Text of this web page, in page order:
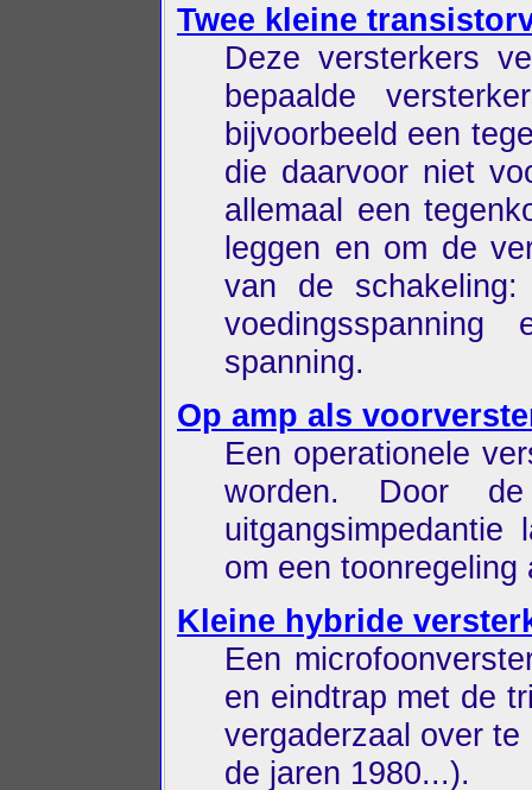
Twee kleine
Deze versterkers
bepaalde
bijvoorbeeld een
die daarvoor niet
allemaal een
leggen en om de
van de
spanning.
Op amp als
Een operationele
worden. Door
om een toonregeling
Kleine hybride
Een
en eindtrap met de
vergaderzaal over
de jaren 1980...).